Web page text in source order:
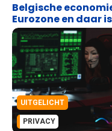
Belgische
Eurozone en daar
UITGELICHT
PRIVACY